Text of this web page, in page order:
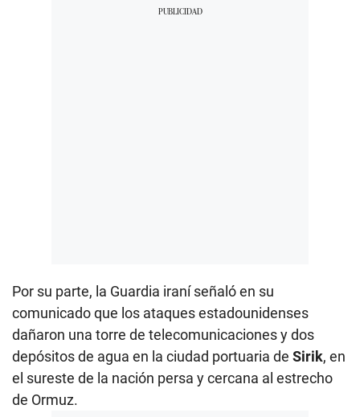
Por su parte, la Guardia iraní señaló en su
comunicado que los ataques estadounidenses
dañaron una torre de telecomunicaciones y dos
depósitos de agua en la ciudad portuaria de Sirik, en
el sureste de la nación persa y cercana al estrecho
de Ormuz.